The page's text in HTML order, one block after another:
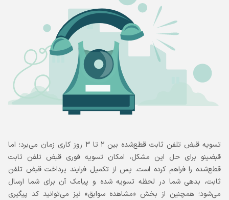
تسویه قبض تلفن ثابت قطع‌شده بین ۲ تا ۳ روز کاری زمان می‌برد؛ اما
قبضینو برای حل این مشکل، امکان تسویه فوری قبض تلفن ثابت
قطع‌شده را فراهم کرده است. پس از تکمیل فرایند پرداخت قبض تلفن
ثابت، بدهی شما در لحظه تسویه شده و پیامک آن برای شما ارسال
می‌شود؛ همچنین از بخش «مشاهده سوابق» نیز می‌توانید کد پیگیری